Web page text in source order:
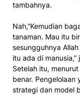
tambahnya.
Nah,”Kemudian
tanaman. Mau itu
sesungguhnya
itu ada di manusia,”
Setelah itu,
benar. Pengelolaan
strategi dan model